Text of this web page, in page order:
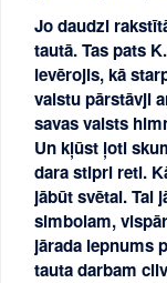
Jo daudzi
tautā. Tas pats
ievērojis, kā
valstu pārstāvji
savas valsts
Un kļūst ļoti
dara stipri reti.
jābūt svētai. Tai
simbolam,
jārada lepnums
tauta darbam